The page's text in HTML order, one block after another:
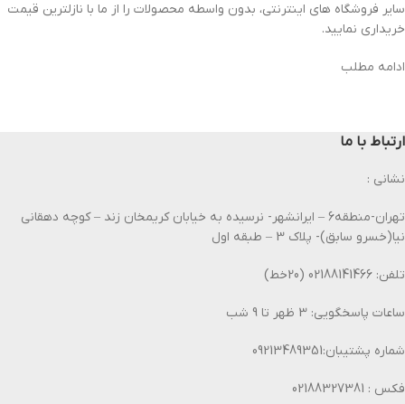
سایر فروشگاه های اینترنتی، بدون واسطه محصولات را از ما با نازلترین قیمت
خریداری نمایید.
ادامه مطلب
ارتباط با ما
نشانی :
تهران-منطقه6 – ایرانشهر- نرسیده به خیابان کریمخان زند – کوچه دهقانی
نیا(خسرو سابق)- پلاک 3 – طبقه اول
تلفن: 02188141466 (20خط)
ساعات پاسخگویی: 3 ظهر تا 9 شب
شماره پشتیبان:09213489351
فکس : 02188327381